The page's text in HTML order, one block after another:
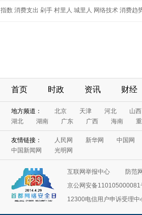
指数 消费支出 剁手 村里人 城里人 网络技术 消费趋
首页 时政 资讯 财经
地方频道： 北京 天津 河北
山西
湖北
湖南 广东 广西 海南
友情链接： 人民网 新华网
中国网
中国新闻网
光明网
互联网举报中心
防范
京公网安备110105000081
12300电信用户申诉受理中